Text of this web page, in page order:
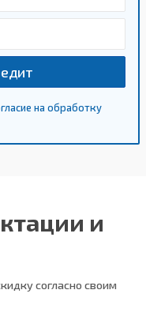
на обработку
и
согласно своим